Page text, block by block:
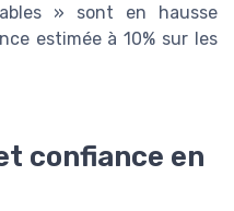
» sont en hausse
estimée à 10% sur les
confiance en